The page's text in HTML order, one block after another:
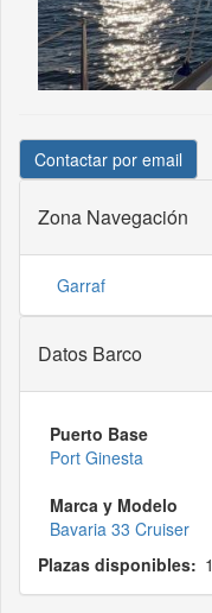
Contactar por email
Zona Navegación
Garraf
Datos Barco
Puerto Base
Port Ginesta
Marca y Modelo
Bavaria 33 Cruiser
Plazas disponibles
1